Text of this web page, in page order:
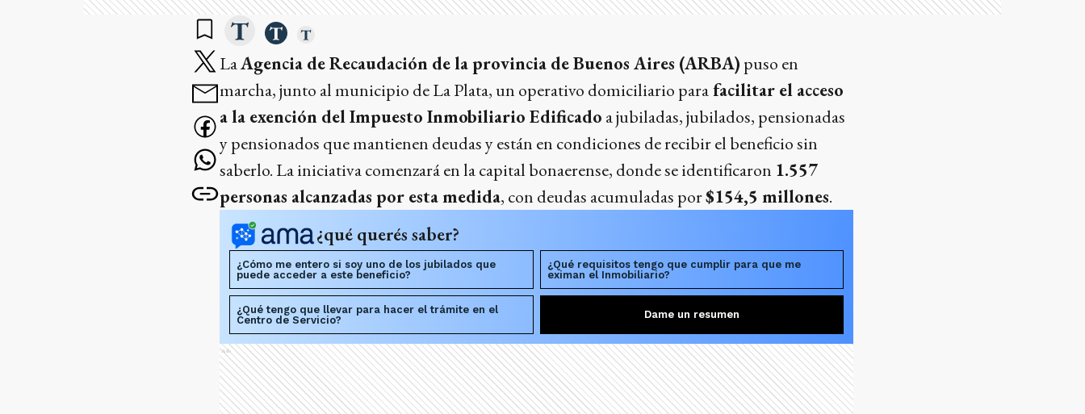
LaAgencia de Recaudación de la provincia de Buenos Aires (ARBA) puso en
marcha, junto al municipio de La Plata, un operativo domiciliario parafacilitar el acceso
a la exención del Impuesto Inmobiliario Edificado a jubiladas, jubilados, pensionadas
y pensionados que mantienen deudas y están en condiciones de recibir el beneficio sin
saberlo. La iniciativa comenzará en la capital bonaerense, donde se identificaron 1.557
personas alcanzadas por esta medida, con deudas acumuladas por$154,5 millones.
¿qué querés saber?
¿Cómo me entero si soy uno de los jubilados que
puede acceder a este beneficio?
¿Qué requisitos tengo que cumplir para que me
eximan el Inmobiliario?
¿Qué tengo que llevar para hacer el trámite en el
Centro de Servicio?
Dame un resumen
Ads